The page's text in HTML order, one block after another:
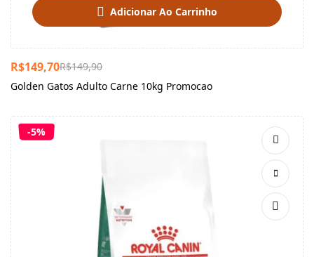
Adicionar Ao Carrinho
R$149,90
R$149,70
Golden Gatos Adulto Carne 10kg Promocao
-5%